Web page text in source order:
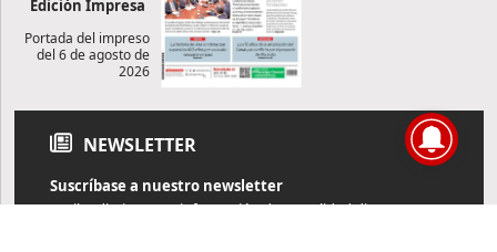
Edición Impresa
Portada del impreso
del 6 de agosto de
2026
NEWSLETTER
Suscríbase a nuestro newsletter
Reciba diariamente información de actualidad directamente en